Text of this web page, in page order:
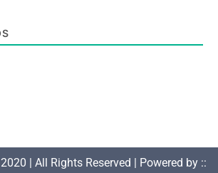
| All Rights Reserved | Powered by ::